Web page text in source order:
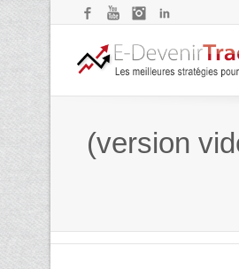
FacebookYouTubeInstagram
(version